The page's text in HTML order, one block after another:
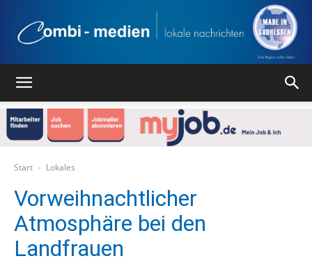
Verlag
Start Lokales
Vorweihnachtlicher
Atmosphäre bei den
Landfrauen